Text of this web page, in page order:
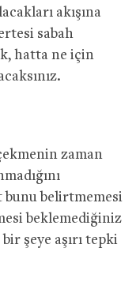
akışına
sabah
hatta ne için
zaman
belirtmemesi
beklemediğiniz
şeye aşırı tepki